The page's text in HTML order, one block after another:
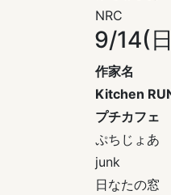
NRC
9/14(
作家名
Kitchen
プチカフェ
ぷちじょあ
junk
日なたの窓